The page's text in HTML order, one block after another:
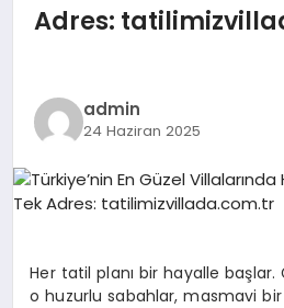
MAGAZIN
EKONOMI
EĞITIM
Adres:
admin
24 Haziran 2025
Her tatil planı bir hayalle
o huzurlu sabahlar, masmavi